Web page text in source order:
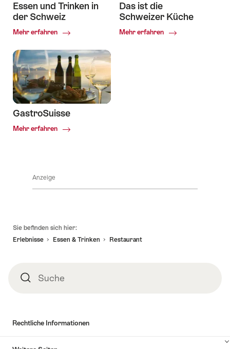
Essen und Trinken in
der Schweiz
Mehr erfahren
Common.Of
und
Trinken
in
Schweiz
Das ist die
Schweizer Küche
Mehr erfahren
Common.Of
GastroSuisse
Mehr erfahren
Common.Of
Anzeige
Sie befinden sich hier:
Erlebnisse
Essen & Trinken Restaurant
SucheSuche
Rechtliche Informationen